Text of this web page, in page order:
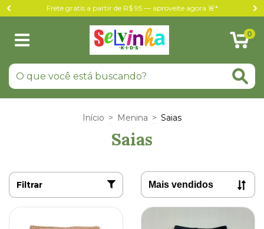
Frete grátis a partir de R$ 95 — aproveite agora 🚨*
0
Início > Menina > Saias
Saias
Filtrar